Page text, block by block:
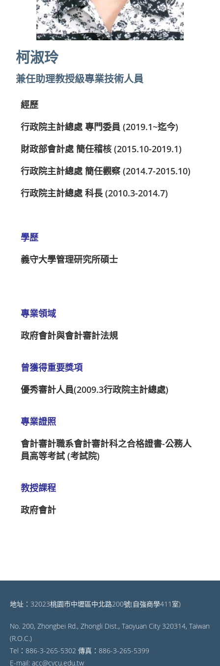
柯淑玲​​
兼任助理教授級專業技術人員
經歷
行政院主計總處 專門委員 (2019.1~迄今)
財政部會計處 簡任稽核 (2015.10-2019.1)
行政院主計總處 簡任觀察 (2014.7-2015.10)
行政院主計總處 科長 (2010.3-2014.7)
學歷
義守大學管理研究所碩士
專業領域
政府會計與會計審計法規
曾獲得重要獎項
優秀審計人員(2009.3行政院主計總處)
專業證照
會計審計職系會計審計科之合格證書-公務人
員高等考試 (考試院)
教授課程
政府會計
地址：32023桃園市中壢區中北路200號(自強商學411室)
No. 200, Zhongbei Rd., Zhongli Dist., Taoyuan City 320314, Taiwan
(R.O.C.)
Tel：886-3-265-5302 傳真：886-3-265-5399
E-mail: acc@cycu.edu.tw